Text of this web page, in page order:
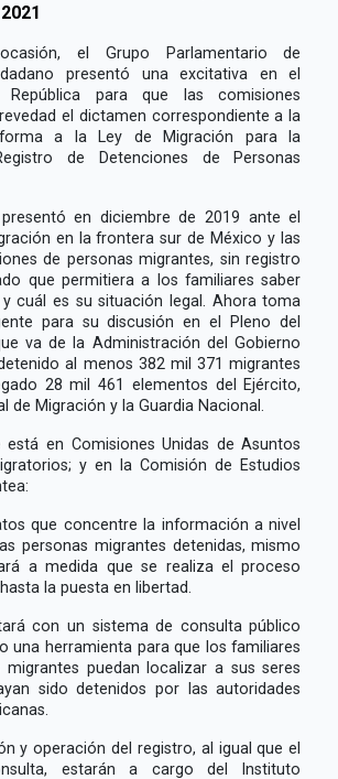
el Grupo Parlamentario de
presentó una excitativa en el
para que las comisiones
el dictamen correspondiente a la
a la Ley de Migración para la
de Detenciones de Personas
en diciembre de 2019 ante el
en la frontera sur de México y las
de personas migrantes, sin registro
que permitiera a los familiares saber
cuál es su situación legal. Ahora toma
para su discusión en el Pleno del
va de la Administración del Gobierno
al menos 382 mil 371 migrantes
28 mil 461 elementos del Ejército,
de Migración y la Guardia Nacional.
está en Comisiones Unidas de Asuntos
y en la Comisión de Estudios
que concentre la información a nivel
personas migrantes detenidas, mismo
a medida que se realiza el proceso
la puesta en libertad.
con un sistema de consulta público
una herramienta para que los familiares
migrantes puedan localizar a sus seres
sido detenidos por las autoridades
y operación del registro, al igual que el
estarán a cargo del Instituto